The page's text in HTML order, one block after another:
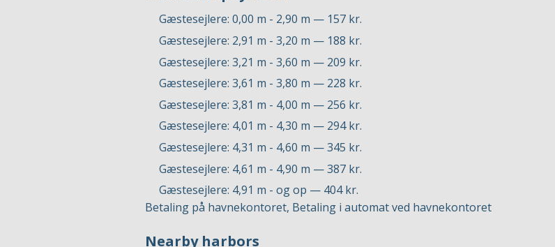
Gæstesejlere: 0,00 m - 2,90 m — 157 kr.
Gæstesejlere: 2,91 m - 3,20 m — 188 kr.
Gæstesejlere: 3,21 m - 3,60 m — 209 kr.
Gæstesejlere: 3,61 m - 3,80 m — 228 kr.
Gæstesejlere: 3,81 m - 4,00 m — 256 kr.
Gæstesejlere: 4,01 m - 4,30 m — 294 kr.
Gæstesejlere: 4,31 m - 4,60 m — 345 kr.
Gæstesejlere: 4,61 m - 4,90 m — 387 kr.
Gæstesejlere: 4,91 m - og op — 404 kr.
Betaling på havnekontoret, Betaling i automat ved havnekontoret
Nearby harbors